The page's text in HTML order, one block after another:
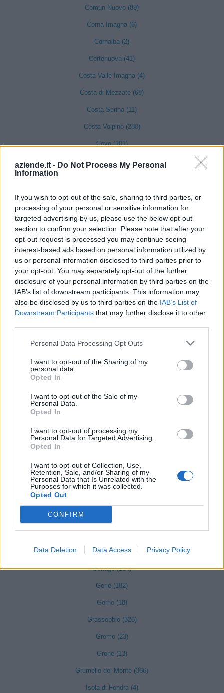
aziende.it - Do Not Process My Personal
Information
If you wish to opt-out of the sale, sharing to third parties, or
processing of your personal or sensitive information for
targeted advertising by us, please use the below opt-out
section to confirm your selection. Please note that after your
opt-out request is processed you may continue seeing
interest-based ads based on personal information utilized by
us or personal information disclosed to third parties prior to
your opt-out. You may separately opt-out of the further
disclosure of your personal information by third parties on the
IAB’s list of downstream participants. This information may
also be disclosed by us to third parties on the IAB’s List of
Downstream Participants that may further disclose it to other
Personal Data Processing Opt Outs
I want to opt-out of the Sharing of my
personal data.
Opted In
I want to opt-out of the Sale of my
Personal Data.
Opted In
I want to opt-out of processing my
Personal Data for Targeted Advertising.
Opted In
I want to opt-out of Collection, Use,
Retention, Sale, and/or Sharing of my
Personal Data that Is Unrelated with the
Purposes for which it was collected.
Opted Out
CONFIRM
Data Deletion Data Access Privacy Policy
Comun Nuovo (89)
Corna Imagna (6)
Cornalba (2)
Cortenuova (41)
Costa Valle Imagna (4)
Costa di Mezzate (68)
Costa Serina (11)
Costa Volpino (280)
Covo (101)
Credaro (98)
Cusio (1)
Dalmine (397)
Dossena (10)
Endine Gaiano (94)
Entratico (29)
Fara Gera d'Adda (118)
Fara Olivana con Sola (27)
Filago (50)
Fiorano al Serio (59)
Fontanella (84)
Foppolo (10)
Fornovo San Giovanni (71)
Gandellino (12)
Gandino (154)
Gaverina Terme (10)
Ghisalba (128)
Gorlago (124)
Gorle (182)
Gorno (18)
Grassobbio (326)
Gromo (23)
Grone (13)
Grumello del Monte (366)
Isola di Fondra (4)